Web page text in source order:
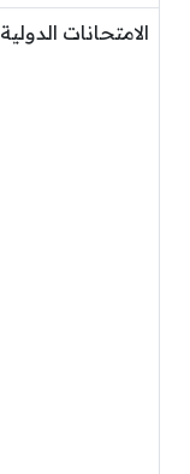
الامتحانات الدولية